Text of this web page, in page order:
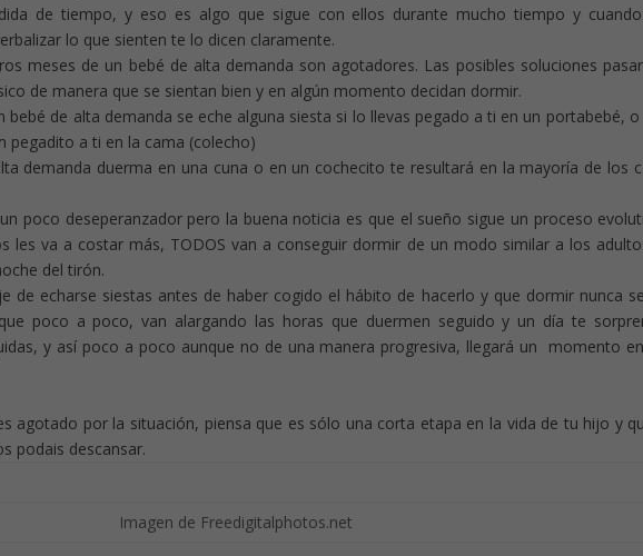
de tiempo, y eso es algo que sigue con ellos durante mucho tiempo y
lo que sienten te lo dicen claramente.
meses de un bebé de alta demanda son agotadores. Las posibles soluciones
de manera que se sientan bien y en algún momento decidan dormir.
bebé de alta demanda se eche alguna siesta si lo llevas pegado a ti en un portabebé, o
pegadito a ti en la cama (colecho)
demanda duerma en una cuna o en un cochecito te resultará en la mayoría de los
poco deseperanzador pero la buena noticia es que el sueño sigue un proceso
les va a costar más, TODOS van a conseguir dormir de un modo similar a los
del tirón.
de echarse siestas antes de haber cogido el hábito de hacerlo y que dormir nunca
poco a poco, van alargando las horas que duermen seguido y un día te
y así poco a poco aunque no de una manera progresiva, llegará un momento
agotado por la situación, piensa que es sólo una corta etapa en la vida de tu hijo y
podais descansar.
Imagen de Freedigitalphotos.net